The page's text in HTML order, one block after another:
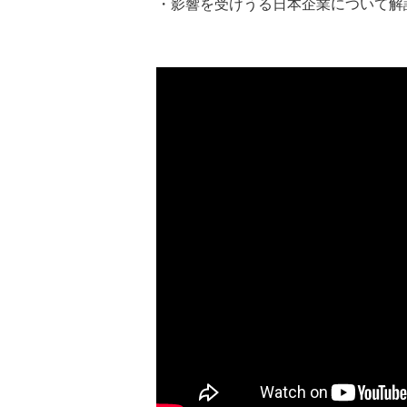
・影響を受けうる日本企業について解